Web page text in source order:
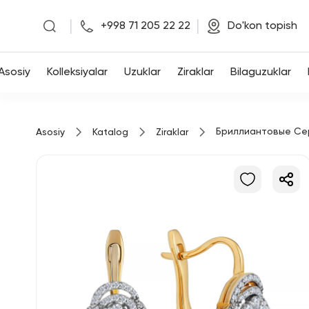
Asosiy
+998 71 205 22 22 Do'kon topish
Kolleksiyalar Uzuklar Ziraklar Bilaguzuklar
Asosiy Katalog Ziraklar Бриллиантовые